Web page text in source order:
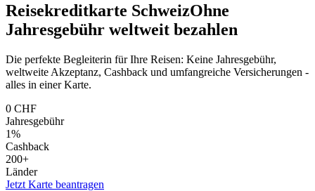
Reisekreditkarte SchweizOhne
Jahresgebühr weltweit bezahlen
Die perfekte Begleiterin für Ihre Reisen: Keine Jahresgebühr,
weltweite Akzeptanz, Cashback und umfangreiche Versicherungen -
alles in einer Karte.
0 CHF
Jahresgebühr
1%
Cashback
200+
Länder
Jetzt Karte beantragen